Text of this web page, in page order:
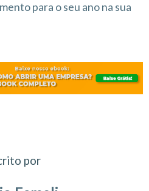
para o seu ano na sua
por